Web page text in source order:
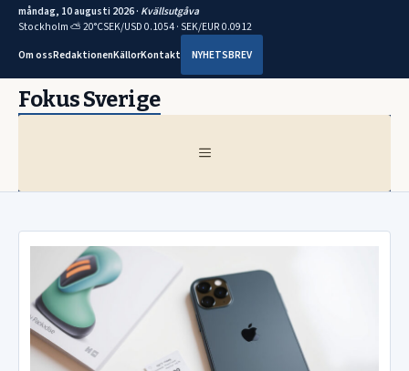
måndag, 10 augusti 2026 · Kvällsutgåva
Stockholm ⛅ 20°CSEK/USD 0.1054 · SEK/EUR 0.0912
Om ossRedaktionenKällorKontakt NYHETSBREV
Hoppa
tillFokus Sverige
MENY